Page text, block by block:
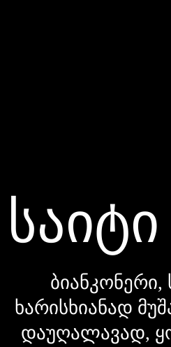
ბიანკონერი,
ხარისხიანად
დაუღალავად,